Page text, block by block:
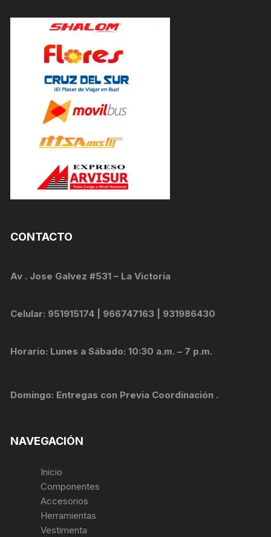
CONTACTO
Av . Jose Galvez #531 – La Victoria
Celular: 951915174 | 966747163 | 931986430
Horario: Lunes a Sábado: 10:30 a.m. – 7 p.m.
Domingo: Entregas con Previa Coordinación .
NAVEGACIÓN
Inicio
Componentes
Accesorios
Herramientas
Vestimenta